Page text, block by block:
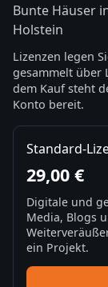
Bunte Häuser
Holstein
Lizenzen legen
gesammelt über
dem Kauf steht
Konto bereit.
Standard-
29,00 €
Digitale und
Media, Blogs
ein Projekt.